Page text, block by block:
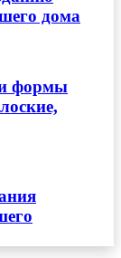
дома
формы